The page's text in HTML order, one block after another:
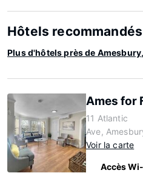
Hôtels
Plus d'hôtels près de
Ames for
11 Atlantic
Ave,
Voir la carte
Accès